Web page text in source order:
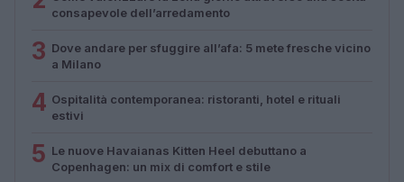
consapevole dell’arredamento
3 Dove andare per sfuggire all’afa: 5 mete fresche vicino
a Milano
4 Ospitalità contemporanea: ristoranti, hotel e rituali
estivi
5 Le nuove Havaianas Kitten Heel debuttano a
Copenhagen: un mix di comfort e stile